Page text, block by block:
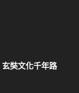
玄奘文化千年路